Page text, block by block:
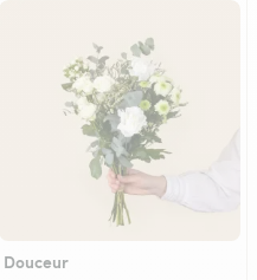
Douceur